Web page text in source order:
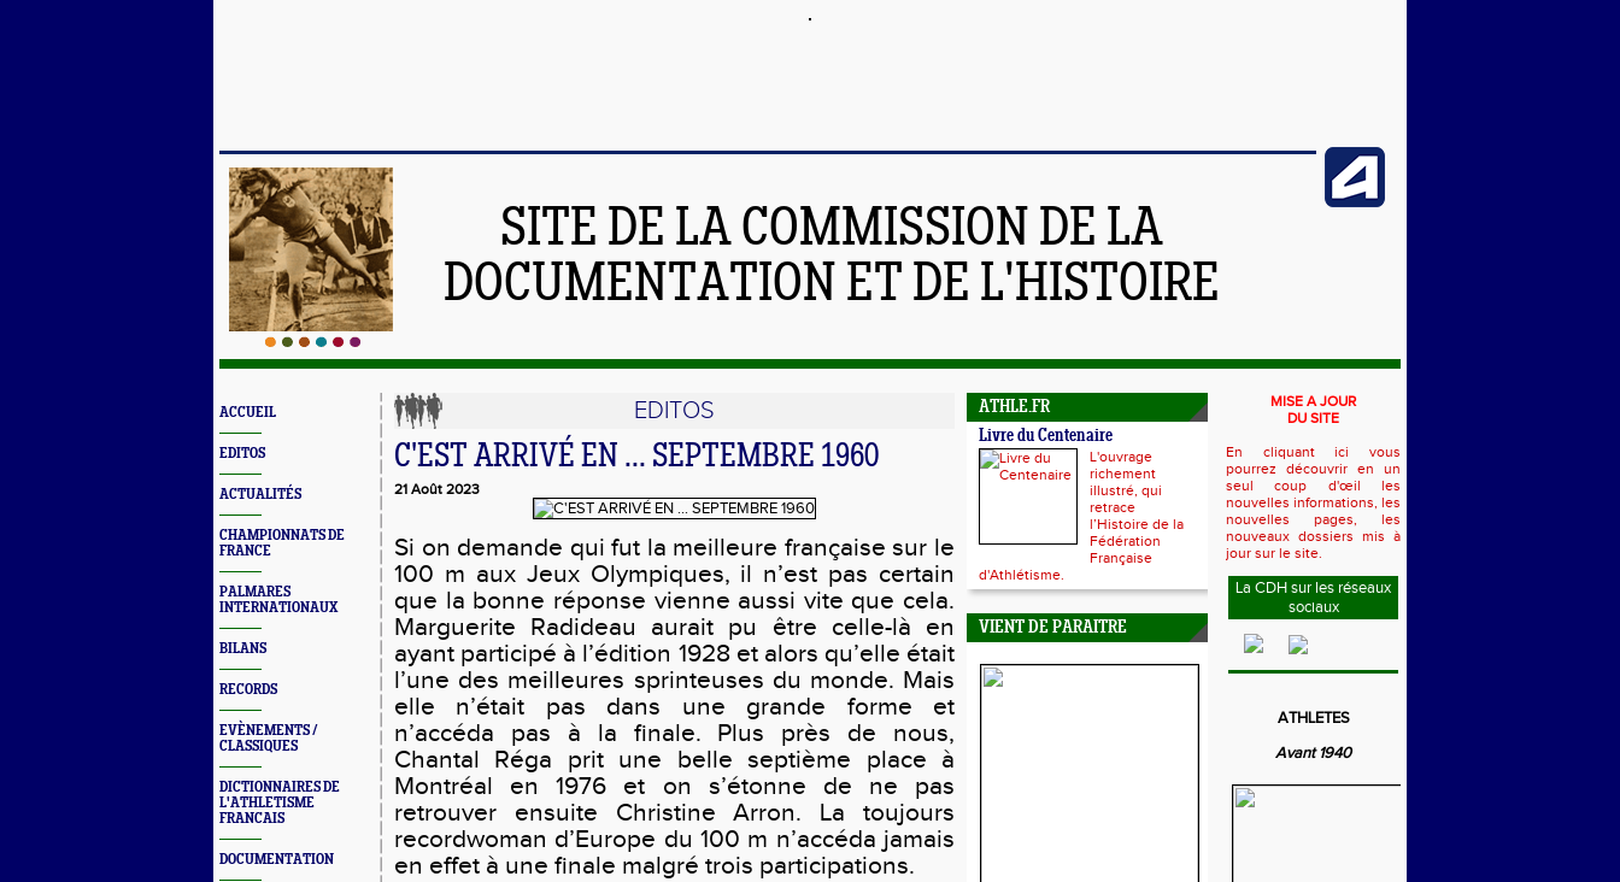
SITE DE LA COMMISSION DE LA
DOCUMENTATION ET DE L'HISTOIRE
ACCUEIL
EDITOS
ACTUALITÉS
CHAMPIONNATS DE
FRANCE
PALMARES
INTERNATIONAUX
BILANS
RECORDS
EVÈNEMENTS /
CLASSIQUES
DICTIONNAIRES DE
L'ATHLETISME
FRANCAIS
DOCUMENTATION
EDITOS
C'EST ARRIVÉ EN ... SEPTEMBRE 1960
21 Août 2023
Si on demande qui fut la meilleure française sur le
100 m aux Jeux Olympiques, il n’est pas certain
que la bonne réponse vienne aussi vite que cela.
Marguerite Radideau aurait pu être celle-là en
ayant participé à l’édition 1928 et alors qu’elle était
l’une des meilleures sprinteuses du monde. Mais
elle n’était pas dans une grande forme et
n’accéda pas à la finale. Plus près de nous,
Chantal Réga prit une belle septième place à
Montréal en 1976 et on s’étonne de ne pas
retrouver ensuite Christine Arron. La toujours
recordwoman d’Europe du 100 m n’accéda jamais
en effet à une finale malgré trois participations.
ATHLE.FR
Livre du Centenaire
L'ouvrage
richement
illustré, qui
retrace
l’Histoire de la
Fédération
Française
d'Athlétisme.
VIENT DE PARAITRE
MISE A JOUR
DU SITE
En cliquant ici vous
pourrez découvrir en un
seul coup d'œil les
nouvelles informations, les
nouvelles pages, les
nouveaux dossiers mis à
jour sur le site.
La CDH sur les réseaux
sociaux
ATHLETES
Avant 1940